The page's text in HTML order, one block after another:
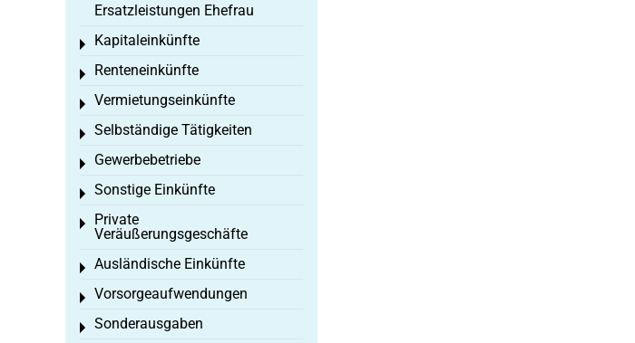
Ersatzleistungen Ehefrau
Kapitaleinkünfte
Toggle menu
Renteneinkünfte
Toggle menu
Vermietungseinkünfte
Toggle menu
Selbständige Tätigkeiten
Toggle menu
Gewerbebetriebe
Toggle menu
Sonstige Einkünfte
Toggle menu
Private
Veräußerungsgeschäfte
Toggle menu
Ausländische Einkünfte
Toggle menu
Vorsorgeaufwendungen
Toggle menu
Sonderausgaben
Toggle menu